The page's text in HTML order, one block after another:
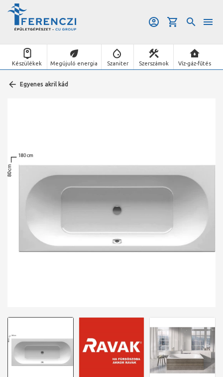
Készülékek Megújuló energia Szaniter Szerszámok Víz-gáz-fűtés
Egyenes akril kád